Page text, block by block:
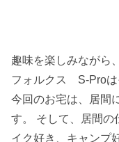
趣味を楽しみながら
フォルクス S-Proは
今回のお宅は、居間
す。 そして、居間の
イク好き、キャンプ